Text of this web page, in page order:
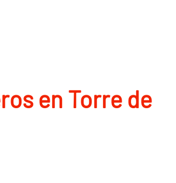
en Torre de